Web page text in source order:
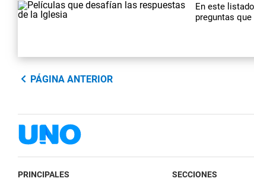
En este
preguntas
PÁGINA ANTERIOR
PRINCIPALES SECCIONES